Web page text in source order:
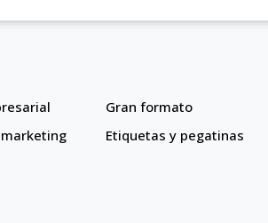
Gran formato
Etiquetas y pegatinas